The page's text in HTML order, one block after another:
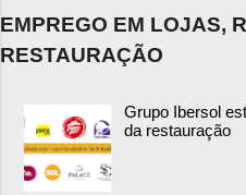
EMPREGO EM LOJAS,
RESTAURAÇÃO
Grupo Ibersol
da restauração